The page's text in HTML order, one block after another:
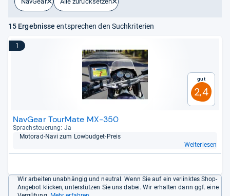
15 Ergebnisse entsprechen den Suchkriterien
1
Gut
2,4
NavGear TourMate MX-350
Sprach­steue­rung: Ja
Moto­rad-​Navi zum Low­bud­get-​Preis
Weiterlesen
Wir arbeiten unabhängig und neutral. Wenn Sie auf ein verlinktes Shop-
Angebot klicken, unterstützen Sie uns dabei. Wir erhalten dann ggf. eine